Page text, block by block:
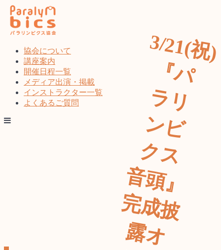
コ
ン
テ
協会について
講座案内
開催日程一覧
メディア出演・掲載
インストラクター一覧
よくあるご質問
3
/2
1
(
祝
)
『
パ
ラ
リ
ン
ビ
ク
ス
音
頭
』
完
成
披
露
オ
ラ
ン
ベ
ト